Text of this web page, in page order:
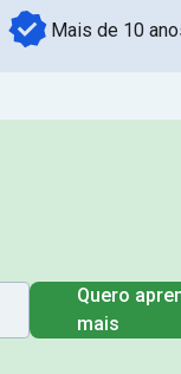
Mais de 10
Quero
mais